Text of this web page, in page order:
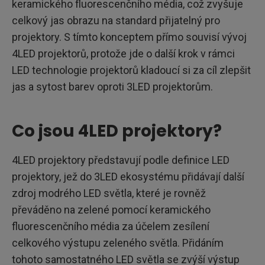
keramického fluorescenčního média, což zvyšuje
celkový jas obrazu na standard přijatelný pro
projektory. S tímto konceptem přímo souvisí vývoj
4LED projektorů, protože jde o další krok v rámci
LED technologie projektorů kladoucí si za cíl zlepšit
jas a sytost barev oproti 3LED projektorům.
Co jsou 4LED projektory?
4LED projektory představují podle definice LED
projektory, jež do 3LED ekosystému přidávají další
zdroj modrého LED světla, které je rovněž
převáděno na zelené pomocí keramického
fluorescenčního média za účelem zesílení
celkového výstupu zeleného světla. Přidáním
tohoto samostatného LED světla se zvýší výstup